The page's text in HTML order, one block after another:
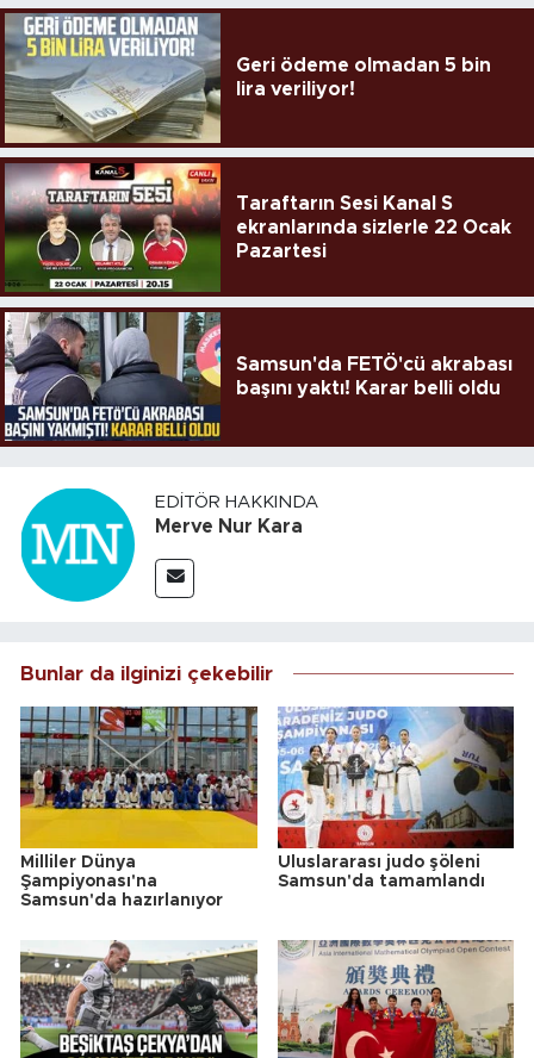
Geri ödeme olmadan 5 bin
lira veriliyor!
Taraftarın Sesi Kanal S
ekranlarında sizlerle 22 Ocak
Pazartesi
Samsun'da FETÖ'cü akrabası
başını yaktı! Karar belli oldu
EDITÖR HAKKINDA
Merve Nur Kara
Bunlar da ilginizi çekebilir
Milliler Dünya
Şampiyonası'na
Samsun'da hazırlanıyor
Uluslararası judo şöleni
Samsun'da tamamlandı